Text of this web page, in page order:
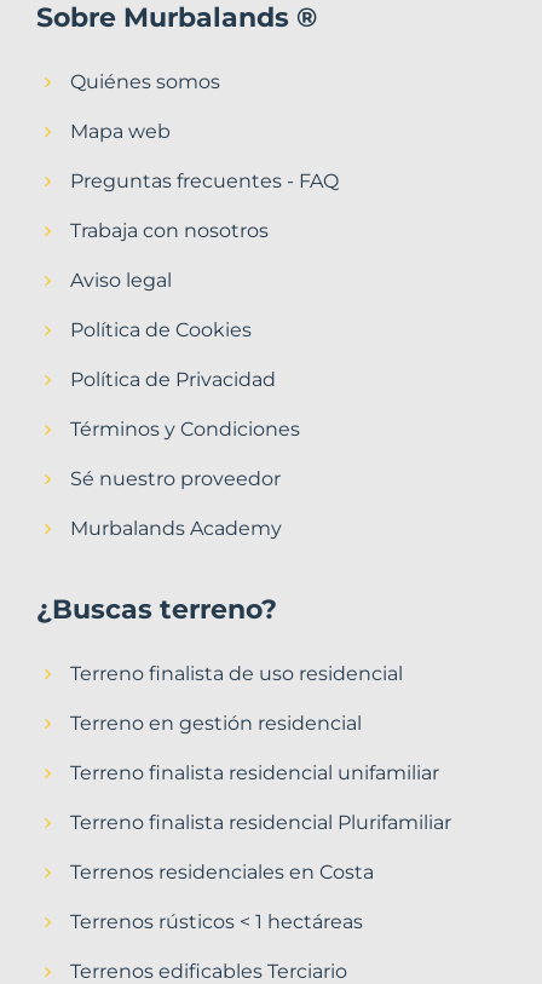
Sobre Murbalands ®
Quiénes somos
Mapa web
Preguntas frecuentes - FAQ
Trabaja con nosotros
Aviso legal
Política de Cookies
Política de Privacidad
Términos y Condiciones
Sé nuestro proveedor
Murbalands Academy
¿Buscas terreno?
Terreno finalista de uso residencial
Terreno en gestión residencial
Terreno finalista residencial unifamiliar
Terreno finalista residencial Plurifamiliar
Terrenos residenciales en Costa
Terrenos rústicos < 1 hectáreas
Terrenos edificables Terciario